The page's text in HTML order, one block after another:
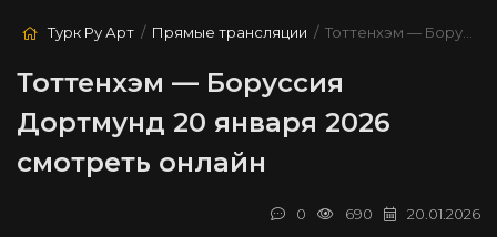
Турк Ру Арт / Прямые трансляции / Тоттенхэм — Боруссия Дортмунд
Тоттенхэм — Боруссия
Дортмунд 20 января 2026
смотреть онлайн
20.01.2026
690
0